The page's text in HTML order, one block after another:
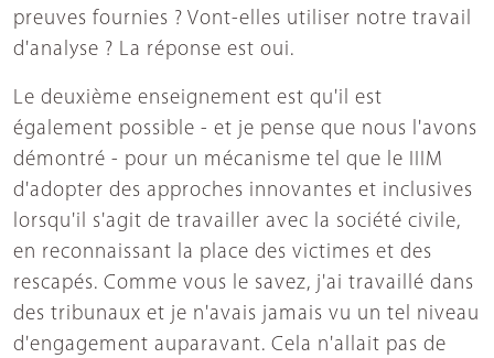
preuves fournies ? Vont-elles utiliser notre travail
d'analyse ? La réponse est oui.
Le deuxième enseignement est qu'il est
également possible - et je pense que nous l'avons
démontré - pour un mécanisme tel que le IIIM
d'adopter des approches innovantes et inclusives
lorsqu'il s'agit de travailler avec la société civile,
en reconnaissant la place des victimes et des
rescapés. Comme vous le savez, j'ai travaillé dans
des tribunaux et je n'avais jamais vu un tel niveau
d'engagement auparavant. Cela n'allait pas de